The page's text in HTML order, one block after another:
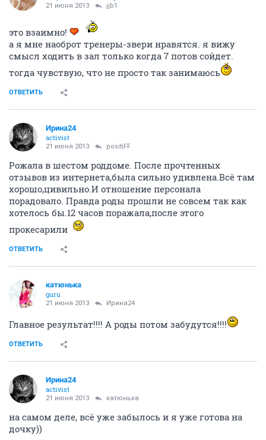
21 июня 2013 jjb1
это взаимно!
а я мне наоброт тренеры-звери нравятся. я вижу
смысл ходить в зал только когда 7 потов сойдет.
тогда чувствую, что не просто так занимаюсь
ОТВЕТИТЬ
Ирина24
activist
21 июня 2013 positiFF
Рожала в шестом роддоме. После прочтенных
отзывов из интернета,была сильно удивлена.Всё там
хорошо,цивильно.И отношение персонала
порадовало. Правда роды прошли не совсем так как
хотелось бы.12 часов поражала,после этого
прокесарили
ОТВЕТИТЬ
катюнька
guru
21 июня 2013 Ирина24
Главное результат!!!! А роды потом забудутся!!!!
ОТВЕТИТЬ
Ирина24
activist
21 июня 2013 катюнька
на самом деле, всё уже забылось и я уже готова на
дочку))